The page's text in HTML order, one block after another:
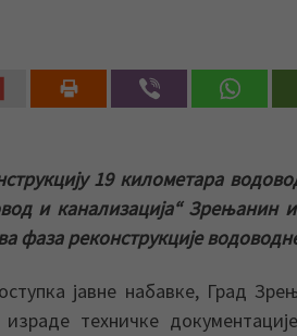
19 километара
и канализација“ Зрењанин
фаза реконструкције
јавне набавке, Град
техничке